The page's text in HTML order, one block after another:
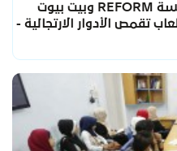
بيت الصحافة بالشراكة مع مؤسسة REFORM وبيت بيوت
تقمص الأدوار الارتجالية -